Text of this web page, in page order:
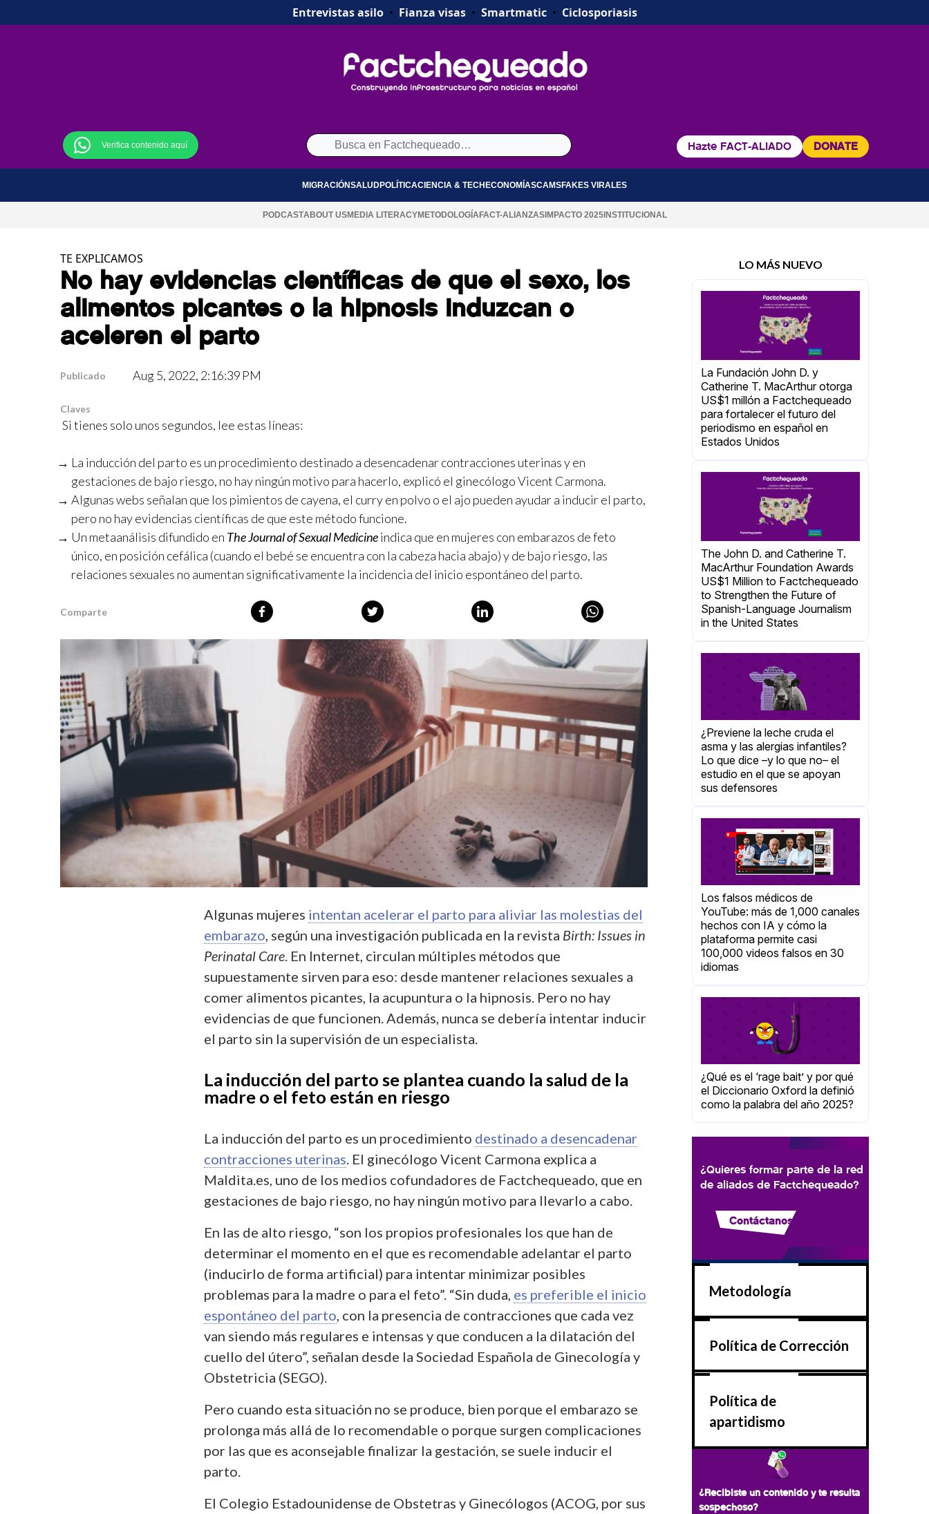
Entrevistas asilo• Fianza visas• Smartmatic• Ciclosporiasis
Verifica contenido aquí Hazte FACT-ALIADO DONATE
MIGRACIÓNSALUDPOLÍTICACIENCIA & TECH ECONOMÍASCAMSFAKES VIRALES
PODCASTABOUT USMEDIA LITERACYMETODOLOGÍA FACT-ALIANZASIMPACTO 2025INSTITUCIONAL
TE EXPLICAMOS
No hay evidencias científicas de que el sexo, los
alimentos picantes o la hipnosis induzcan o
aceleren el parto
Publicado Aug 5, 2022, 2:16:39 PM
Claves
Si tienes solo unos segundos, lee estas líneas:
La inducción del parto es un procedimiento destinado a desencadenar contracciones uterinas y en
gestaciones de bajo riesgo, no hay ningún motivo para hacerlo, explicó el ginecólogo Vicent Carmona.
Algunas webs señalan que los pimientos de cayena, el curry en polvo o el ajo pueden ayudar a inducir el parto,
pero no hay evidencias científicas de que este método funcione.
Un metaanálisis difundido en The Journal of Sexual Medicineindica que en mujeres con embarazos de feto
único, en posición cefálica (cuando el bebé se encuentra con la cabeza hacia abajo) y de bajo riesgo, las
relaciones sexuales no aumentan significativamente la incidencia del inicio espontáneo del parto.
Comparte
Algunas mujeres intentan acelerar el parto para aliviar las molestias del
embarazo , según una investigación publicada en la revista Birth: Issues in
Perinatal Care . En Internet, circulan múltiples métodos que
supuestamente sirven para eso: desde mantener relaciones sexuales a
comer alimentos picantes, la acupuntura o la hipnosis. Pero no hay
evidencias de que funcionen. Además, nunca se debería intentar inducir
el parto sin la supervisión de un especialista.
La inducción del parto se plantea cuando la salud de la
madre o el feto están en riesgo
La inducción del parto es un procedimiento destinado a desencadenar
contracciones uterinas . El ginecólogo Vicent Carmona explica a
Maldita.es, uno de los medios cofundadores de Factchequeado, que en
gestaciones de bajo riesgo, no hay ningún motivo para llevarlo a cabo.
En las de alto riesgo, “son los propios profesionales los que han de
determinar el momento en el que es recomendable adelantar el parto
(inducirlo de forma artificial) para intentar minimizar posibles
problemas para la madre o para el feto”. “Sin duda, es preferible el inicio
espontáneo del parto , con la presencia de contracciones que cada vez
van siendo más regulares e intensas y que conducen a la dilatación del
cuello del útero”, señalan desde la Sociedad Española de Ginecología y
Obstetricia (SEGO).
Pero cuando esta situación no se produce, bien porque el embarazo se
prolonga más allá de lo recomendable o porque surgen complicaciones
por las que es aconsejable finalizar la gestación, se suele inducir el
parto.
El Colegio Estadounidense de Obstetras y Ginecólogos (ACOG, por sus
LO MÁS NUEVO
La Fundación John D. y
Catherine T. MacArthur otorga
US$1 millón a Factchequeado
para fortalecer el futuro del
periodismo en español en
Estados Unidos
The John D. and Catherine T.
MacArthur Foundation Awards
US$1 Million to Factchequeado
to Strengthen the Future of
Spanish-Language Journalism
in the United States
¿Previene la leche cruda el
asma y las alergias infantiles?
Lo que dice –y lo que no– el
estudio en el que se apoyan
sus defensores
Los falsos médicos de
YouTube: más de 1,000 canales
hechos con IA y cómo la
plataforma permite casi
100,000 videos falsos en 30
idiomas
¿Qué es el ‘rage bait’ y por qué
el Diccionario Oxford la definió
como la palabra del año 2025?
¿Quieres formar parte de la red
de aliados de Factchequeado?
Contáctanos
Metodología
Política de Corrección
Política de
apartidismo
¿Recibiste un contenido y te resulta
sospechoso?